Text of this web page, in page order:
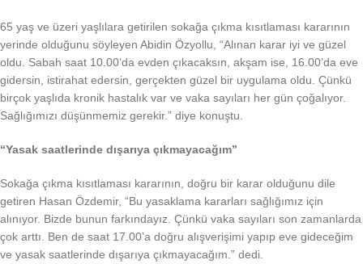
65 yaş ve üzeri yaşlılara getirilen sokağa çıkma kısıtlaması kararının
yerinde olduğunu söyleyen Abidin Özyollu, “Alınan karar iyi ve güzel
oldu. Sabah saat 10.00’da evden çıkacaksın, akşam ise, 16.00’da eve
gidersin, istirahat edersin, gerçekten güzel bir uygulama oldu. Çünkü
birçok yaşlıda kronik hastalık var ve vaka sayıları her gün çoğalıyor.
Sağlığımızı düşünmemiz gerekir.” diye konuştu.
“Yasak saatlerinde dışarıya çıkmayacağım”
Sokağa çıkma kısıtlaması kararının, doğru bir karar olduğunu dile
getiren Hasan Özdemir, “Bu yasaklama kararları sağlığımız için
alınıyor. Bizde bunun farkındayız. Çünkü vaka sayıları son zamanlarda
çok arttı. Ben de saat 17.00’a doğru alışverişimi yapıp eve gideceğim
ve yasak saatlerinde dışarıya çıkmayacağım.” dedi.